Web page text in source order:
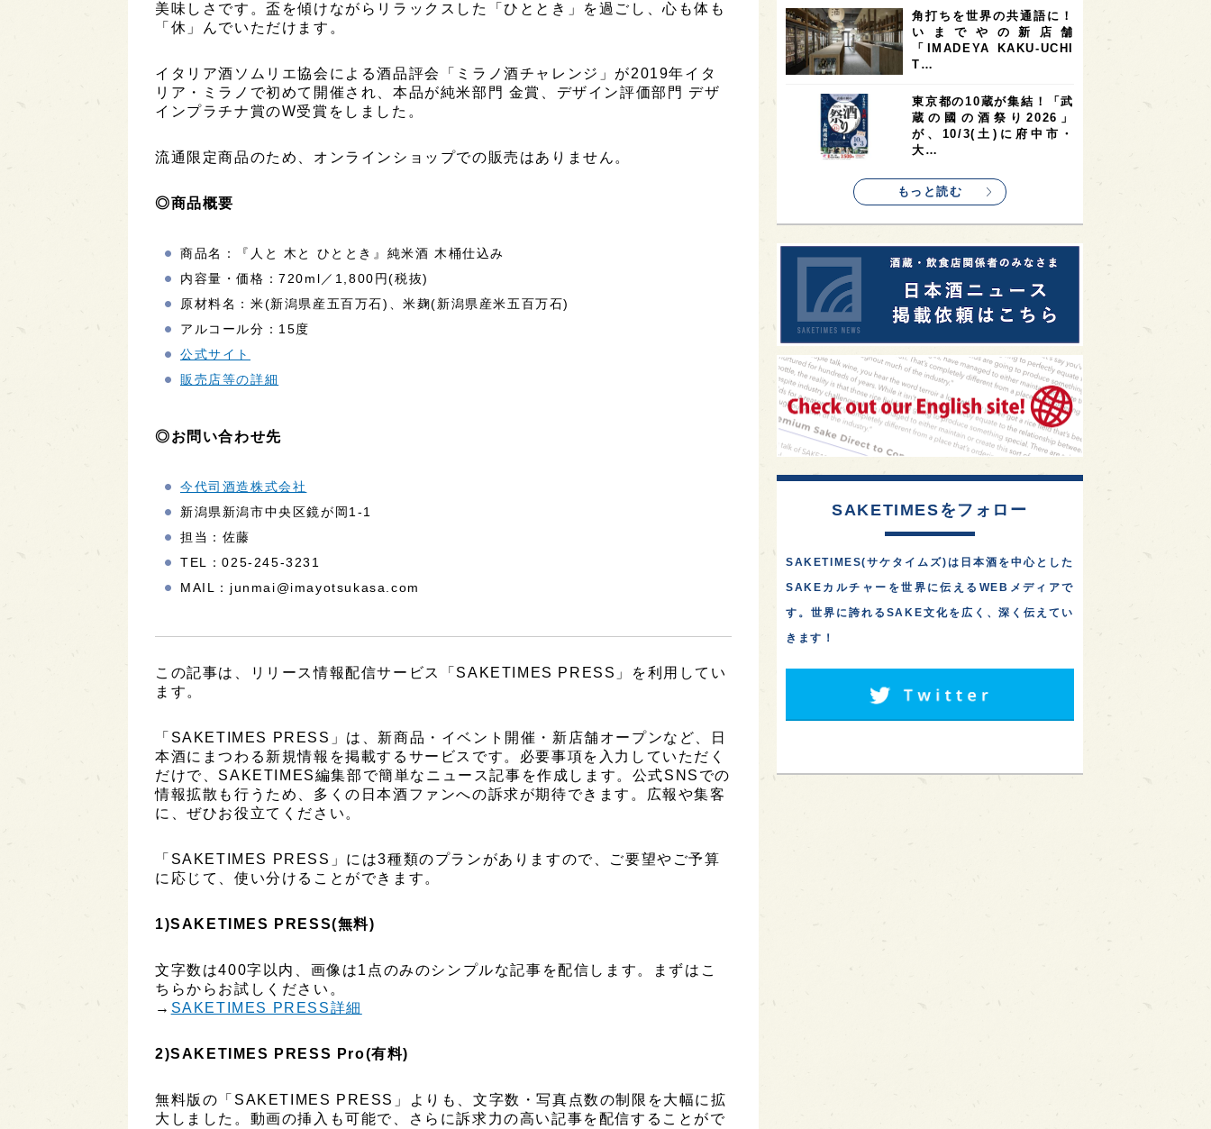
美味しさです。盃を傾けながらリラックスした「ひととき」を過ごし、心も体も
「休」んでいただけます。
イタリア酒ソムリエ協会による酒品評会「ミラノ酒チャレンジ」が2019年イタ
リア・ミラノで初めて開催され、本品が純米部門 金賞、デザイン評価部門 デザ
イン​プラチナ賞のW受賞をしました。
流通限定商品のため、オンラインショップでの販売はありません。
◎商品概要
商品名：『人と 木と ひととき』純米酒 木桶仕込み
内容量・価格：720ml／1,800円(税抜)
原材料名：米(新潟県産五百万石)、米麹(新潟県産米五百万石)
アルコール分：15度
公式サイト
販売店等の詳細
◎お問い合わせ先
今代司酒造株式会社
新潟県新潟市中央区鏡が岡1-1
担当：佐藤
TEL：025-245-3231
MAIL：junmai@imayotsukasa.com
この記事は、リリース情報配信サービス「SAKETIMES PRESS」を利用してい
ます。
「SAKETIMES PRESS」は、新商品・イベント開催・新店舗オープンなど、日
本酒にまつわる新規情報を掲載するサービスです。必要事項を入力していただく
だけで、SAKETIMES編集部で簡単なニュース記事を作成します。公式SNSでの
情報拡散も行うため、多くの日本酒ファンへの訴求が期待できます。広報や集客
に、ぜひお役立てください。
「SAKETIMES PRESS」には3種類のプランがありますので、ご要望やご予算
に応じて、使い分けることができます。
1)SAKETIMES PRESS(無料)
文字数は400字以内、画像は1点のみのシンプルな記事を配信します。まずはこ
ちらからお試しください。
→ SAKETIMES PRESS詳細
2)SAKETIMES PRESS Pro(有料)
無料版の「SAKETIMES PRESS」よりも、文字数・写真点数の制限を大幅に拡
大しました。動画の挿入も可能で、さらに訴求力の高い記事を配信することがで
全蔵めぐり 1 シンガポール 1 カナダ 1
群馬県 1 熊本県 徳島県
イギリス 1 ノルウェー 1 新宿区 1
歌舞伎町 1 1 鳥取県 1
saketimes_image_4
角打ちを世界の共通語に！
いまでやの新店舗
「IMADEYA KAKU-UCHI
T…
東京都の10蔵が集結！「武
蔵の國の酒祭り2026」
が、10/3(土)に府中市・
大…
もっと読む
SAKETIMESをフォロー
SAKETIMES(サケタイムズ)は日本酒を中心とした
SAKEカルチャーを世界に伝えるWEBメディアで
す。世界に誇れるSAKE文化を広く、深く伝えてい
きます！